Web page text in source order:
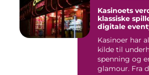
Kasinoets
klassiske
digitale
Kasinoer har
kilde til
spenning og
glamour. Fra